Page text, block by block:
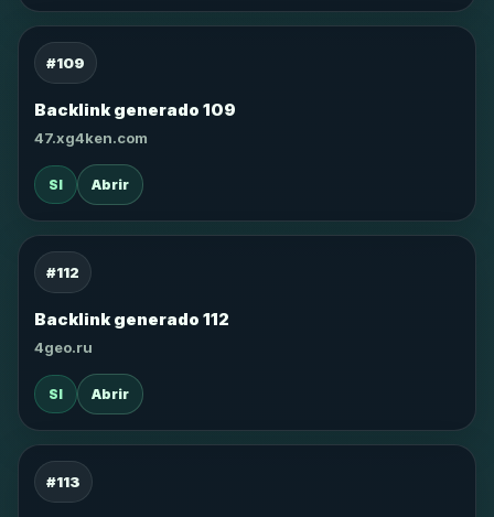
#109
Backlink generado 109
47.xg4ken.com
SI Abrir
#112
Backlink generado 112
4geo.ru
SI Abrir
#113